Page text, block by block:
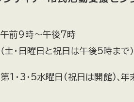
午前9時～午後7時
（土・日曜日と祝日は午後5時まで）
第1・3・5水曜日(祝日は開館)､年